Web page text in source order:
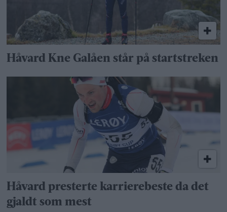
Håvard Kne Galåen står på startstreken
Håvard presterte karrierebeste da det
gjaldt som mest